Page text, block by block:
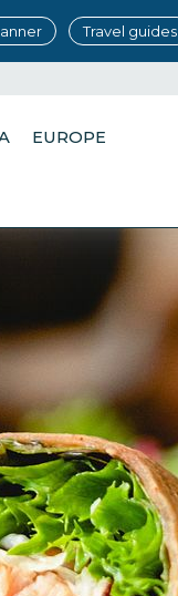
Travel guides
EUROPE